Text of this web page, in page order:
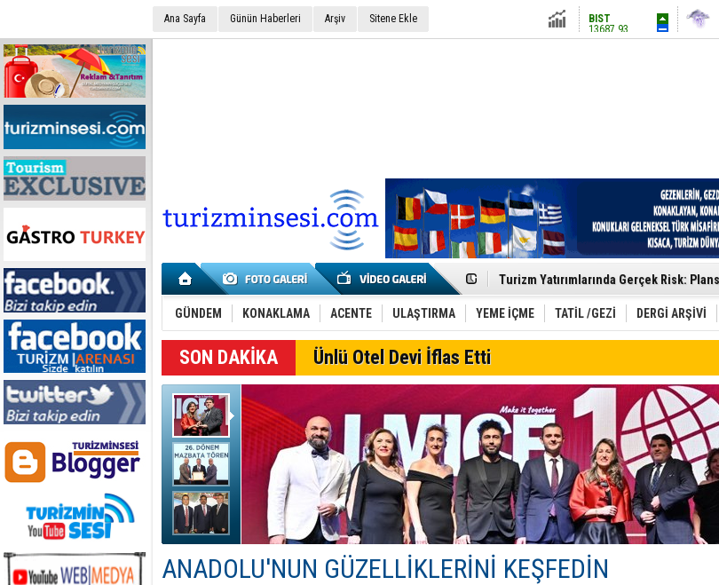
Ana Sayfa Günün Haberleri Arşiv Sitene Ekle
Altın6248.13
Etkinlik sektörünün Çatı Kuruluşlardan
Turizm Yatırımlarında Gerçek Risk:
Çelebi–THY İş Birliğiyle Kenya’da
Global Yatırım Holding,%38 Artış: Net
Yabancı Dijital Platformlara Ayrıcalık
Tatilsepeti’nden Villa Tatili Modeli
Jolly ile Mezopotamya’ya Yolculuk!
LÖSEV Yaz Okulu’nda Şifa ve Neşe
Turizm geliri ilk 6 ayda 25,7 milyar dolar
Canovate’den Yeni Nesil Veri
Türk MICE Sektörüne Yeni Fırsatlar
TAV Havalimanları’ndan Yılın İlk
SunExpress’ten Tatil Hamlesi
NG Grup, Domaniç’in Potansiyelini
GÜNDEM KONAKLAMA ACENTE ULAŞTIRMA YEME İÇME TATİL /GEZİ DERGİ ARŞİVİ
SON DAKİKA Ünlü Otel Devi İflas Etti
ANADOLU'NUN GÜZELLİKLERİNİ KEŞFEDİN